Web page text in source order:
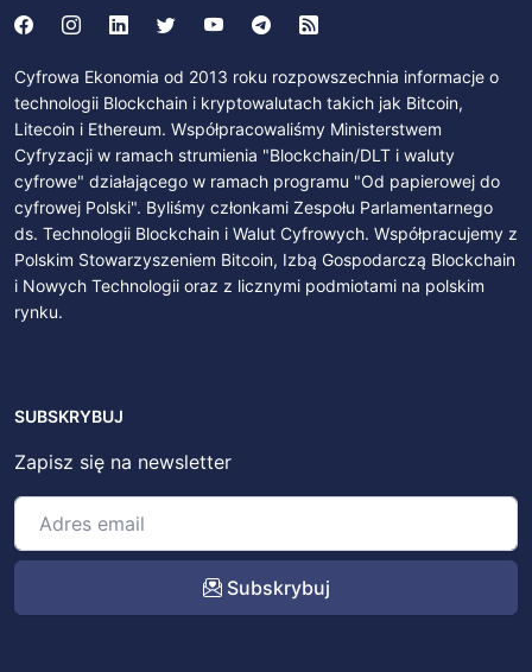
Cyfrowa Ekonomia od 2013 roku rozpowszechnia informacje o
technologii Blockchain i kryptowalutach takich jak Bitcoin,
Litecoin i Ethereum. Współpracowaliśmy Ministerstwem
Cyfryzacji w ramach strumienia "Blockchain/DLT i waluty
cyfrowe" działającego w ramach programu "Od papierowej do
cyfrowej Polski". Byliśmy członkami Zespołu Parlamentarnego
ds. Technologii Blockchain i Walut Cyfrowych. Współpracujemy z
Polskim Stowarzyszeniem Bitcoin, Izbą Gospodarczą Blockchain
i Nowych Technologii oraz z licznymi podmiotami na polskim
rynku.
SUBSKRYBUJ
Zapisz się na newsletter
Subskrybuj